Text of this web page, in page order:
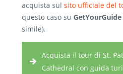
acquista sul sito ufficiale del
questo caso su GetYourGuide
simile).
Acquista il tour di St.
Cathedral con guida